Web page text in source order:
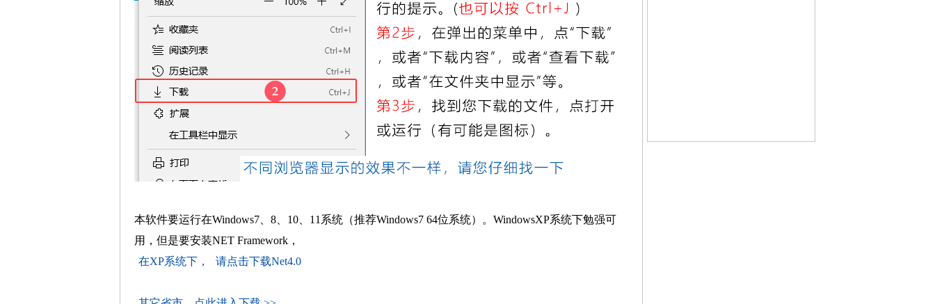
本软件要运行在Windows7、8、10、11系统（推荐Windows7 64位系统）。WindowsXP系统下勉强可
用，但是要安装NET Framework，
在XP系统下，
请点击下载Net4.0